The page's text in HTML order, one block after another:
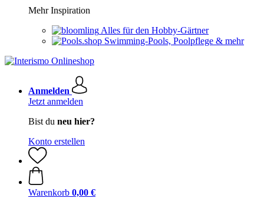
Mehr Inspiration
Alles für den Hobby-Gärtner
Swimming-Pools, Poolpflege & mehr
Anmelden
Jetzt anmelden
Bist du neu hier?
Konto erstellen
Warenkorb 0,00 €